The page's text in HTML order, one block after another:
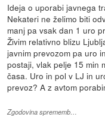
Ideja o uporabi javnega
Nekateri ne želimo biti
manj pa vsak dan 1 uro
Živim relativno blizu
javnim prevozom pa uro
postaji, vlak pelje 15 min
časa. Uro in pol v LJ in
prevoz? A z avtom
Zgodovina sprememb…